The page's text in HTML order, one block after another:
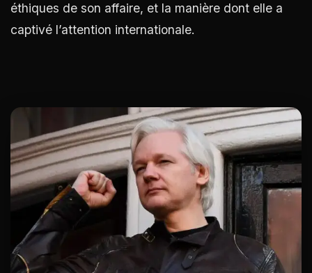
éthiques de son affaire, et la manière dont elle a
captivé l’attention internationale.